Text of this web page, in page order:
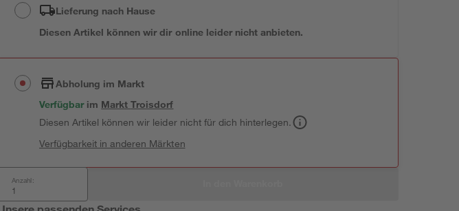
Lieferung nach Hause
Diesen Artikel können wir dir online leider nicht anbieten.
Abholung im Markt
Verfügbar im MarktTroisdorf
Diesen Artikel können wir leider nicht für dich hinterlegen.
Verfügbarkeit in anderen Märkten
Anzahl: